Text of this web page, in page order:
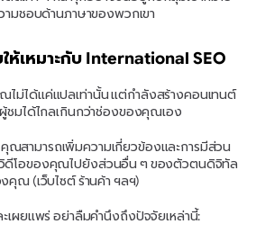
ามชอบด้านภาษาของพวกเขา
ห้เหมาะกับ International SEO
ไม่ได้แค่แปลเท่านั้น แต่กำลังสร้างคอนเทนต์
ชมได้ไกลเกินกว่าช่องของคุณเอง
ณสามารถเพิ่มความเกี่ยวข้องและการมีส่วน
ดีโอของคุณไปยังส่วนอื่น ๆ ของตัวตนดิจิทัล
คุณ (เว็บไซต์ ร้านค้า ฯลฯ)
เผยแพร่ อย่าลืมคำนึงถึงปัจจัยเหล่านี้: